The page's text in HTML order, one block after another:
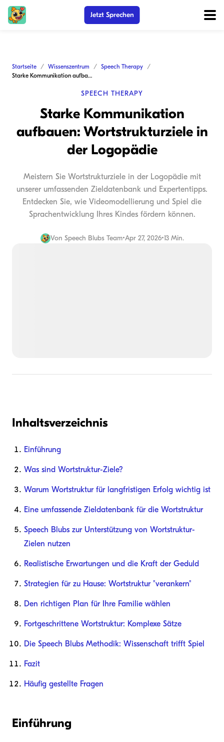
Jetzt Sprechen
Startseite Wissenszentrum
Speech Therapy
Starke Kommunikation aufbauen: Wortstrukturziele in der Logopädie
SPEECH THERAPY
Starke Kommunikation
aufbauen: Wortstrukturziele in
der Logopädie
Meistern Sie Wortstrukturziele in der Logopädie mit
unserer umfassenden Zieldatenbank und Expertentipps.
Entdecken Sie, wie Videomodellierung und Spiel die
Sprachentwicklung Ihres Kindes fördern können.
Von Speech Blubs Team•Apr 27, 2026•13 Min.
Inhaltsverzeichnis
Einführung
Was sind Wortstruktur-Ziele?
Warum Wortstruktur für langfristigen Erfolg wichtig ist
Eine umfassende Zieldatenbank für die Wortstruktur
Speech Blubs zur Unterstützung von Wortstruktur-
Zielen nutzen
Realistische Erwartungen und die Kraft der Geduld
Strategien für zu Hause: Wortstruktur "verankern"
Den richtigen Plan für Ihre Familie wählen
Fortgeschrittene Wortstruktur: Komplexe Sätze
Die Speech Blubs Methodik: Wissenschaft trifft Spiel
Fazit
Häufig gestellte Fragen
Einführung